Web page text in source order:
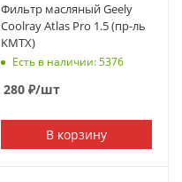
Фильтр масляный Geely
Coolray Atlas Pro 1.5 (пр-ль
KMTX)
Есть в наличии: 5376
280 ₽/шт
В корзину